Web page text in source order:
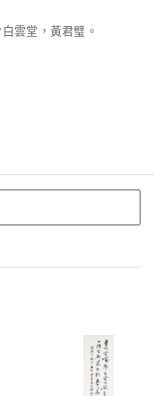
雲堂，黃君璧。